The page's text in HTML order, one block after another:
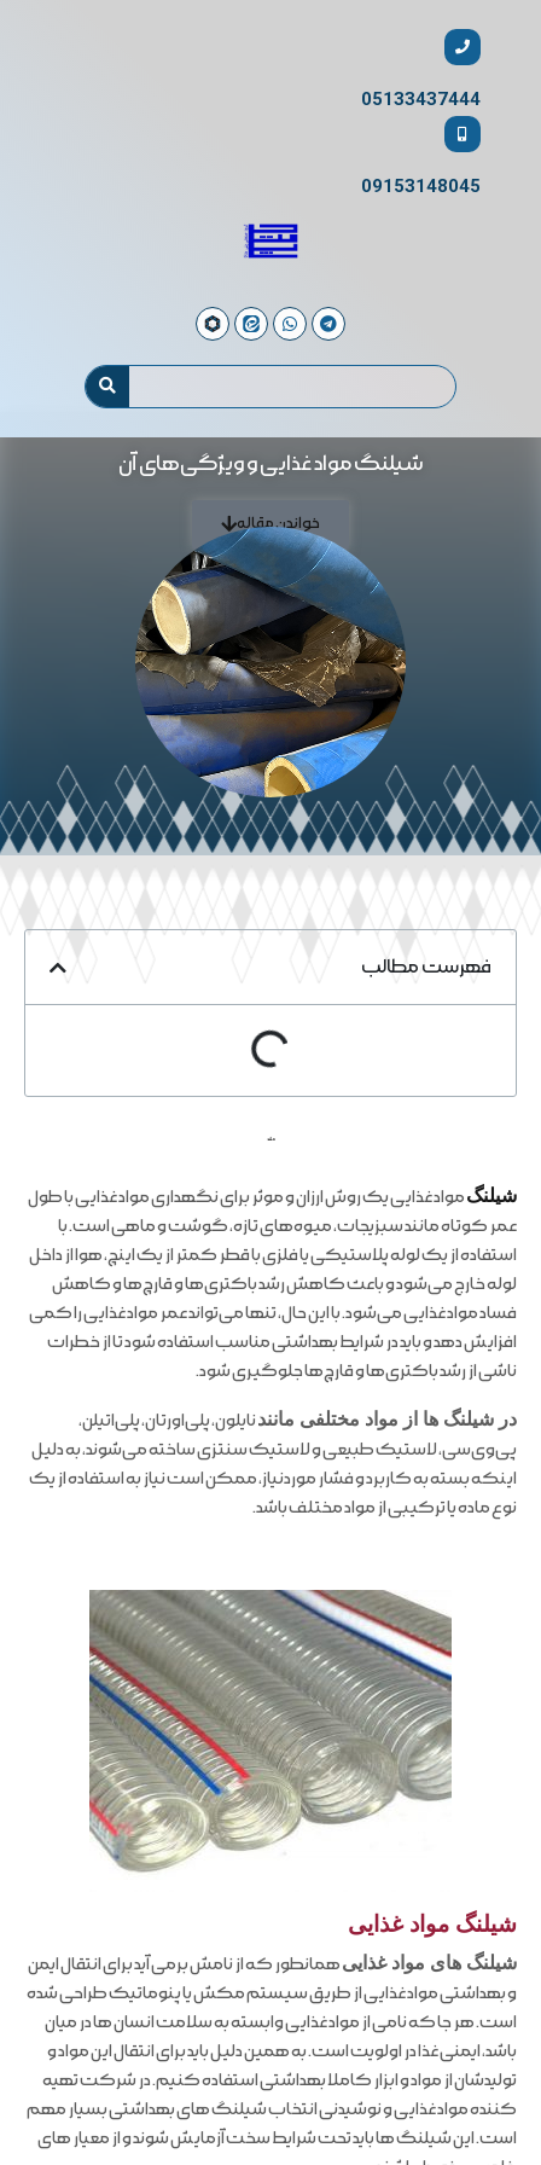
05133437444
09153148045
شیلنگ مواد غذایی و ویژگی‌های آن
خواندن مقاله
فهرست مطالب
ملند
شیلنگمواد غذایی یک روش ارزان و موثر برای نگهداری مواد غذایی با طول
عمر کوتاه مانند سبزیجات، میوه‌های تازه، گوشت و ماهی است. با
استفاده از یک لوله پلاستیکی یا فلزی با قطر کمتر از یک اینچ، هوا از داخل
لوله خارج می‌شود و باعث کاهش رشد باکتری‌ها و قارچ‌ها و کاهش
فساد مواد غذایی می‌شود. با این حال، تنها می‌تواند عمر مواد غذایی را کمی
افزایش دهد و باید در شرایط بهداشتی مناسب استفاده شود تا از خطرات
ناشی از رشد باکتری‌ها و قارچ‌ها جلوگیری شود.
در شیلنگ ها از مواد مختلفی مانندنایلون، پلی‌اورتان، پلی‌اتیلن،
پی‌وی‌سی، لاستیک طبیعی و لاستیک سنتزی ساخته می‌شوند، به دلیل
اینکه بسته به کاربرد و فشار موردنیاز، ممکن است نیاز به استفاده از یک
نوع ماده یا ترکیبی از مواد مختلف باشد.
شیلنگ مواد غذایی
شیلنگ های مواد غذاییهمانطور که از نامش برمی آید برای انتقال ایمن
و بهداشتی مواد غذایی از طریق سیستم مکش یا پنوماتیک طراحی شده
است. هر جا که نامی از مواد غذایی وابسته به سلامت انسان ها در میان
باشد، ایمنی غذا در اولویت است. به همین دلیل باید برای انتقال این مواد و
تولیدشان از مواد و ابزار کاملا بهداشتی استفاده کنیم. در شرکت تهیه
کننده مواد غذایی و نوشیدنی انتخاب شیلنگ های بهداشتی بسیار مهم
است. این شیلنگ ها باید تحت شرایط سخت آزمایش شوند و از معیار های